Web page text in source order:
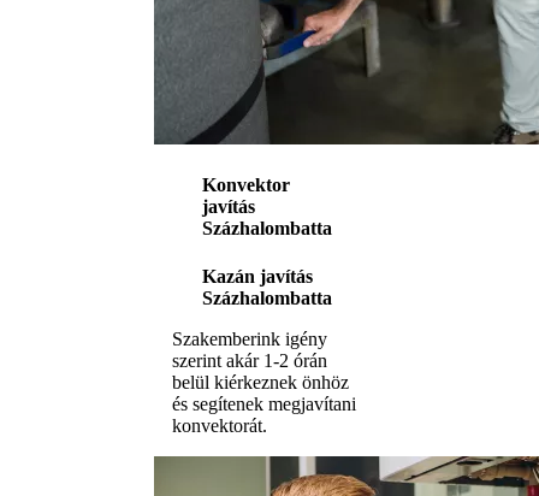
Konvektor
javítás
Százhalombatta
Kazán javítás
Százhalombatta
Szakemberink igény
szerint akár 1-2 órán
belül kiérkeznek önhöz
és segítenek megjavítani
konvektorát.